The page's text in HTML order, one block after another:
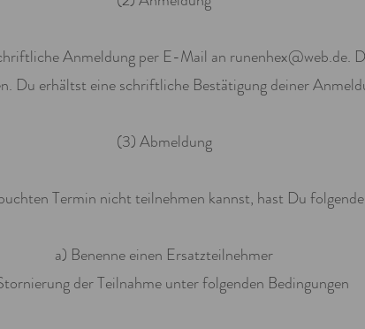
Anmeldung per E-Mail an runenhex@web.de.
Du erhältst eine schriftliche Bestätigung deiner
(3) Abmeldung
Termin nicht teilnehmen kannst, hast Du
a) Benenne einen Ersatzteilnehmer
der Teilnahme unter folgenden Bedingungen